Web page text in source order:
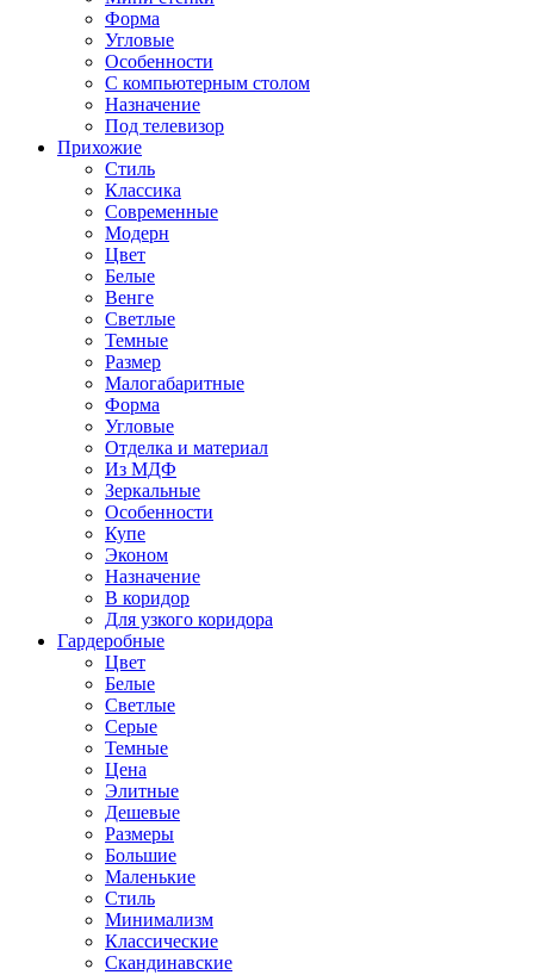
Форма
Угловые
Особенности
С компьютерным столом
Назначение
Под телевизор
Прихожие
Стиль
Классика
Современные
Модерн
Цвет
Белые
Венге
Светлые
Темные
Размер
Малогабаритные
Форма
Угловые
Отделка и материал
Из МДФ
Зеркальные
Особенности
Купе
Эконом
Назначение
В коридор
Для узкого коридора
Гардеробные
Цвет
Белые
Светлые
Серые
Темные
Цена
Элитные
Дешевые
Размеры
Большие
Маленькие
Стиль
Минимализм
Классические
Скандинавские